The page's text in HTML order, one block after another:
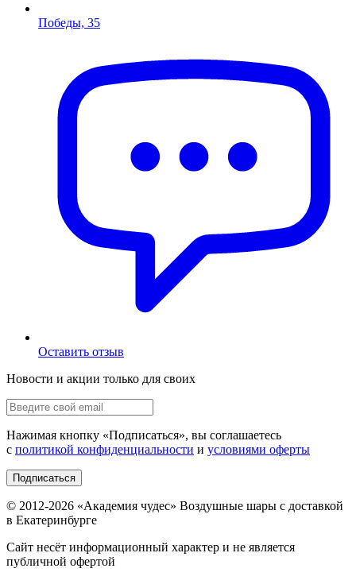
Победы, 35
Оставить отзыв
Новости и акции только для своих
Нажимая кнопку «Подписаться», вы соглашаетесь
с политикой конфиденциальности и условиями оферты
Подписаться
© 2012-2026 «Академия чудес» Воздушные шары с доставкой
в Екатеринбурге
Сайт несёт информационный характер и не является
публичной офертой